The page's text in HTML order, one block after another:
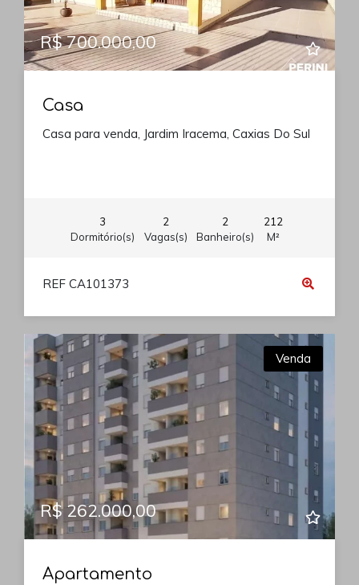
R$ 700.000,00
Casa
Casa para venda, Jardim Iracema, Caxias Do Sul
3
Dormitório(s)
2
Vagas(s)
2
Banheiro(s)
212
M²
REF CA101373
Venda
R$ 262.000,00
Apartamento